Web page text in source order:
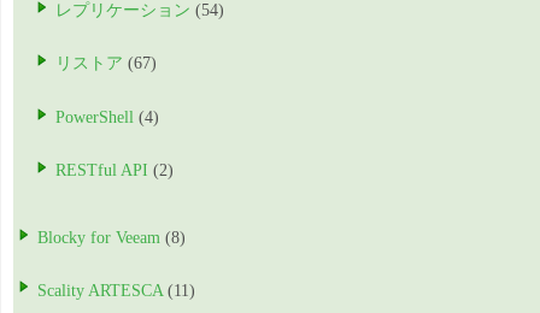
レプリケーション (54)
リストア (67)
PowerShell (4)
RESTful API (2)
Blocky for Veeam (8)
Scality ARTESCA (11)